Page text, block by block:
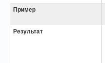
Пример
Результат